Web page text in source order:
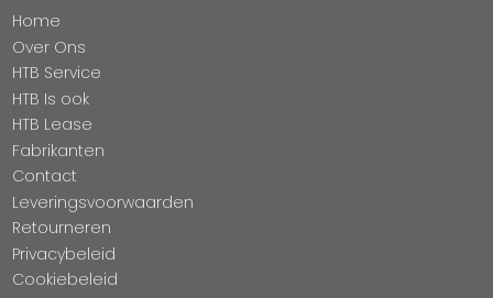
Home
Over Ons
HTB Service
HTB Is ook
HTB Lease
Fabrikanten
Contact
Leveringsvoorwaarden
Retourneren
Privacybeleid
Cookiebeleid